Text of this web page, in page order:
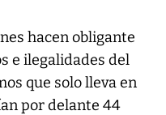
hacen obligante
e ilegalidades del
que solo lleva en
por delante 44